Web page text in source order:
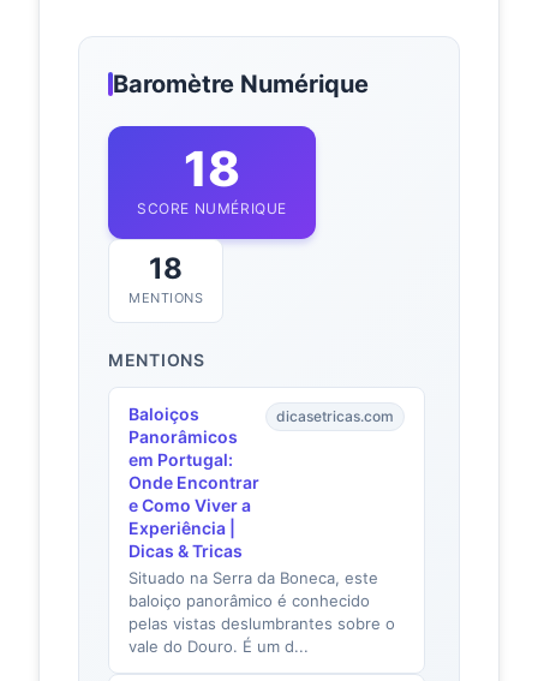
Baromètre Numérique
18
SCORE NUMÉRIQUE
18
MENTIONS
MENTIONS
Baloiços
Panorâmicos
em Portugal:
Onde Encontrar
e Como Viver a
Experiência |
Dicas & Tricas
dicasetricas.com
Situado na Serra da Boneca, este
baloiço panorâmico é conhecido
pelas vistas deslumbrantes sobre o
vale do Douro. É um d...